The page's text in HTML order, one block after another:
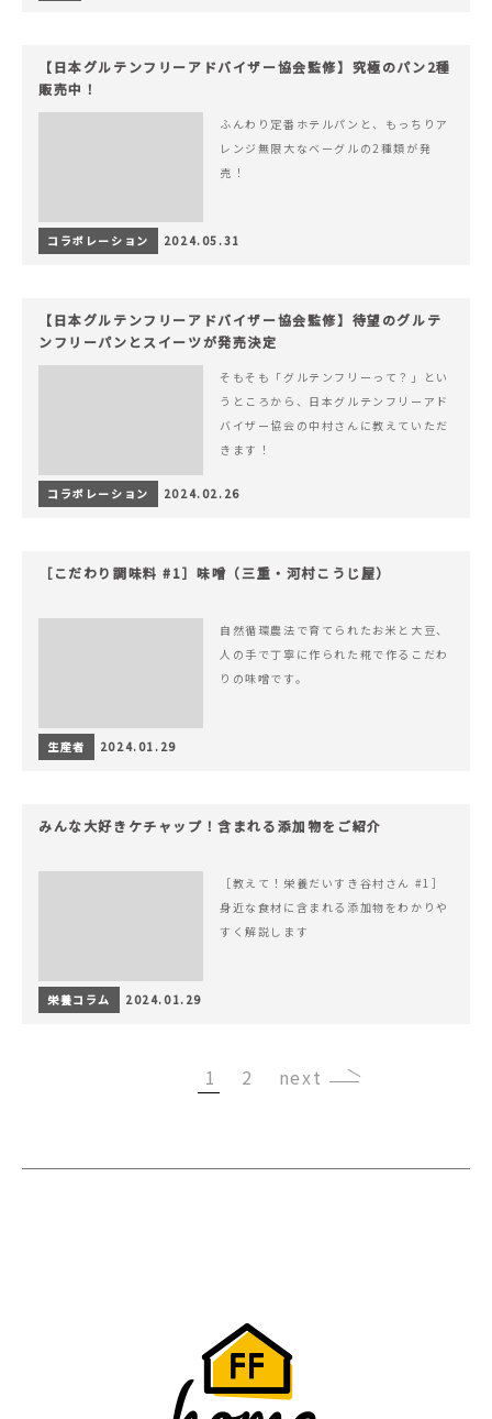
【日本グルテンフリーアドバイザー協会監修】究極のパン2種
販売中！
ふんわり定番ホテルパンと、もっちりア
レンジ無限大なベーグルの2種類が発
売！
コラボレーション 2024.05.31
【日本グルテンフリーアドバイザー協会監修】待望のグルテ
ンフリーパンとスイーツが発売決定
そもそも「グルテンフリーって？」とい
うところから、日本グルテンフリーアド
バイザー協会の中村さんに教えていただ
きます！
コラボレーション 2024.02.26
［こだわり調味料 #1］味噌（三重・河村こうじ屋）
自然循環農法で育てられたお米と大豆、
人の手で丁寧に作られた糀で作るこだわ
りの味噌です。
生産者 2024.01.29
みんな大好きケチャップ！含まれる添加物をご紹介
［教えて！栄養だいすき谷村さん #1］
身近な食材に含まれる添加物をわかりや
すく解説します
栄養コラム 2024.01.29
1 2 ›